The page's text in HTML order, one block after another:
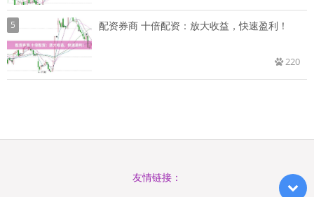
5 配资券商 十倍配资：放大收益，快速盈利！
220
友情链接：